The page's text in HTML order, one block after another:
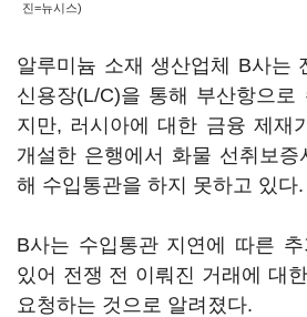
진=뉴시스)
알루미늄 소재 생산업체 B사는
신용장(L/C)을 통해 부산항으로
지만, 러시아에 대한 금융 제재
개설한 은행에서 화물 선취보증
해 수입통관을 하지 못하고 있다.
B사는 수입통관 지연에 따른
있어 전쟁 전 이뤄진 거래에 대
요청하는 것으로 알려졌다.